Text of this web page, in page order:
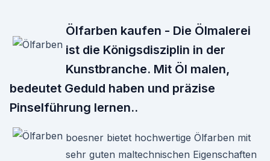
Ölfarben kaufen - Die Ölmalerei
ist die Königsdisziplin in der
Kunstbranche. Mit Öl malen,
bedeutet Geduld haben und präzise
Pinselführung lernen..
boesner bietet hochwertige Ölfarben mit
sehr guten maltechnischen Eigenschaften